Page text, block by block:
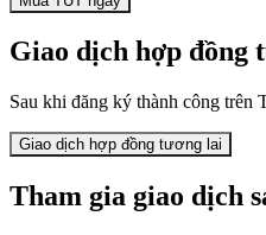
Giao dịch hợp đồng
Sau khi đăng ký thành công trên
Giao dịch hợp đồng tương lai
Tham gia giao dịch